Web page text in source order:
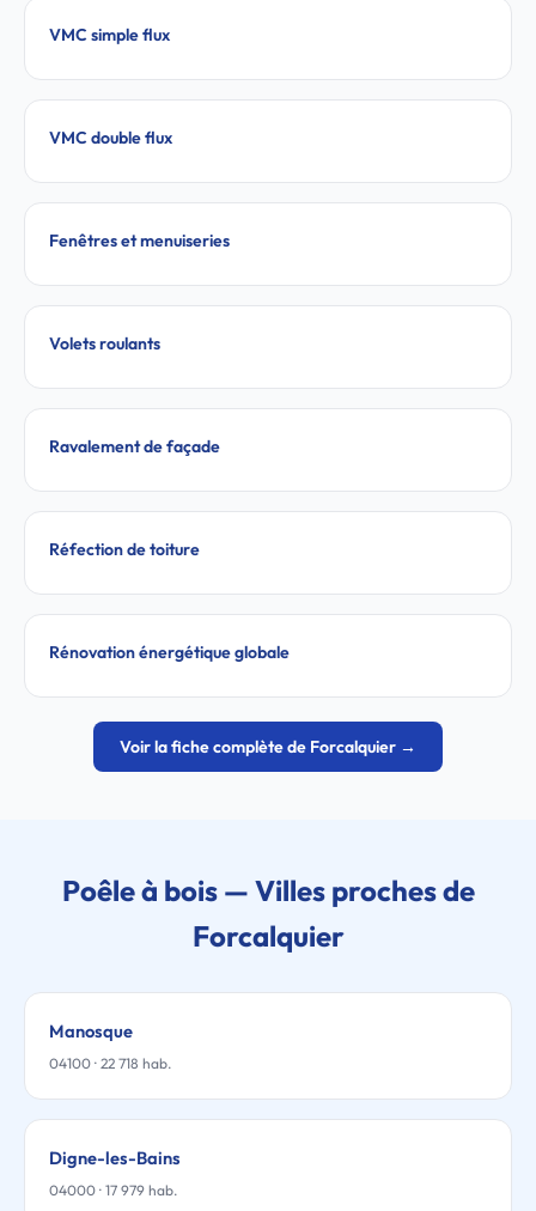
VMC simple flux
VMC double flux
Fenêtres et menuiseries
Volets roulants
Ravalement de façade
Réfection de toiture
Rénovation énergétique globale
Voir la fiche complète de Forcalquier →
Poêle à bois — Villes proches de
Forcalquier
Manosque
04100 · 22 718 hab.
Digne-les-Bains
04000 · 17 979 hab.